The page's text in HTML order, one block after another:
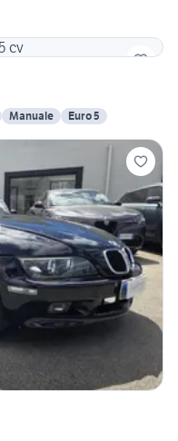
Manuale Euro 5